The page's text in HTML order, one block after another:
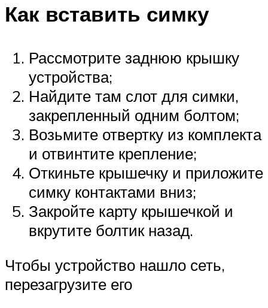
Как вставить симку
Рассмотрите заднюю крышку
устройства;
Найдите там слот для симки,
закрепленный одним болтом;
Возьмите отвертку из комплекта
и отвинтите крепление;
Откиньте крышечку и приложите
симку контактами вниз;
Закройте карту крышечкой и
вкрутите болтик назад.
Чтобы устройство нашло сеть,
перезагрузите его